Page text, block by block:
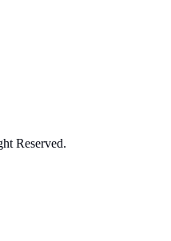
Reserved.